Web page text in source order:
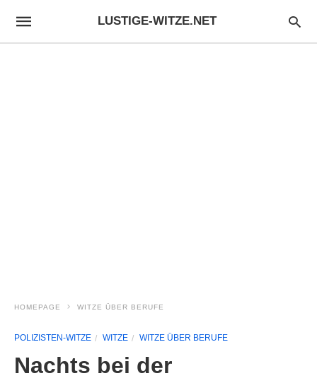
LUSTIGE-WITZE.NET
HOMEPAGE WITZE ÜBER BERUFE
POLIZISTEN-WITZE WITZE WITZE ÜBER BERUFE
Nachts bei der